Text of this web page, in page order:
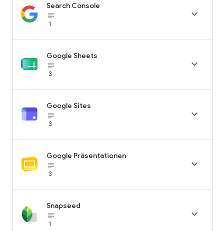
Search Console
subject_black
1

Google Sheets
subject_black
3

Google Sites
subject_black
3

Google Präsentationen
subject_black
3

Snapseed
subject_black
1
